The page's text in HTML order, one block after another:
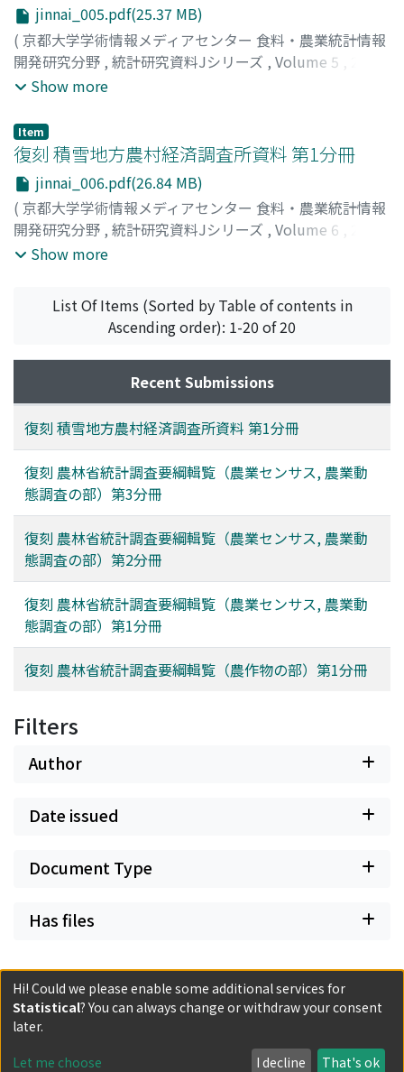
jinnai_005.pdf(25.37 MB)
( 京都大学学術情報メディアセンター 食料・農業統計情報
開発研究分野 , 統計研究資料Jシリーズ , Volume 5
,pp.R1-R220)
開発研究分野
Laboratory, Academic Center for Computing and Media
Studies, Kyoto University
Show more
Item
復刻 積雪地方農村経済調査所資料 第1分冊
jinnai_006.pdf(26.84 MB)
( 京都大学学術情報メディアセンター 食料・農業統計情報
開発研究分野 , 統計研究資料Jシリーズ , Volume 6
,pp.1-347)
開発研究分野
Agricultural Economics and Information
Laboratory, Academic Center for Computing and Media
Studies, Kyoto University
Show more
List Of Items (Sorted by Table of contents in
Ascending order): 1-20 of 20
Recent Submissions
復刻 積雪地方農村経済調査所資料 第1分冊
復刻 農林省統計調査要綱輯覧（農業センサス, 農業動
態調査の部）第3分冊
復刻 農林省統計調査要綱輯覧（農業センサス, 農業動
態調査の部）第2分冊
復刻 農林省統計調査要綱輯覧（農業センサス, 農業動
態調査の部）第1分冊
復刻 農林省統計調査要綱輯覧（農作物の部）第1分冊
Filters
Author
Date issued
Document Type
Has files
Powered by DSpace and JAIRO Crawler-List
All items in KURENAI are protected by original copyright,
with all rights reserved, unless otherwise indicated.
Hi! Could we please enable some additional services for
Statistical? You can always change or withdraw your consent
later.
Let me choose I decline That's ok